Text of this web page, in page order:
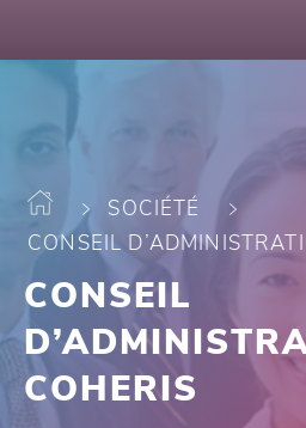
SOCIÉTÉ
CONSEIL
CONSEIL
COHERIS